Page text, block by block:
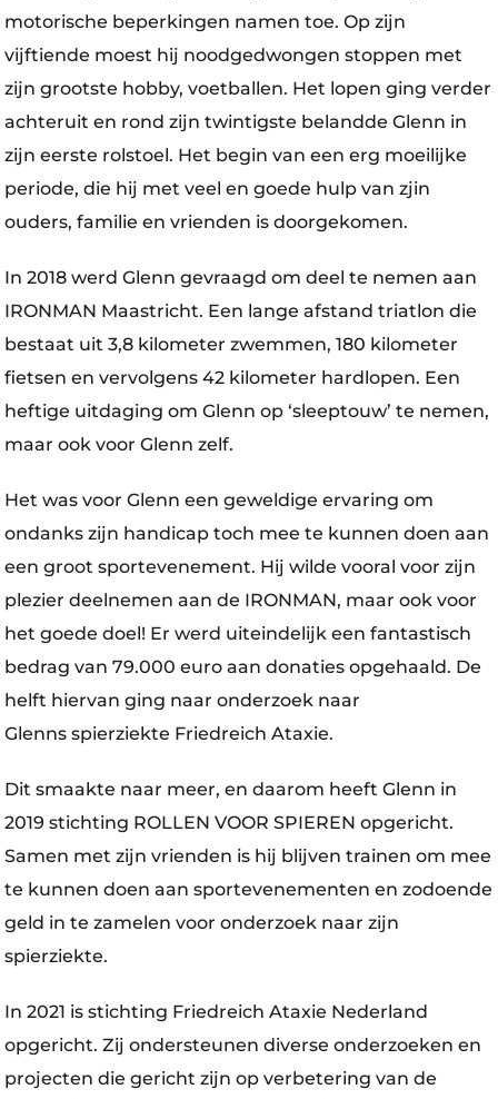
motorische beperkingen namen toe. Op zijn
vijftiende moest hij noodgedwongen stoppen met
zijn grootste hobby, voetballen. Het lopen ging verder
achteruit en rond zijn twintigste belandde Glenn in
zijn eerste rolstoel. Het begin van een erg moeilijke
periode, die hij met veel en goede hulp van zjin
ouders, familie en vrienden is doorgekomen.
In 2018 werd Glenn gevraagd om deel te nemen aan
IRONMAN Maastricht. Een lange afstand triatlon die
bestaat uit 3,8 kilometer zwemmen, 180 kilometer
fietsen en vervolgens 42 kilometer hardlopen. Een
heftige uitdaging om Glenn op ‘sleeptouw’ te nemen,
maar ook voor Glenn zelf.
Het was voor Glenn een geweldige ervaring om
ondanks zijn handicap toch mee te kunnen doen aan
een groot sportevenement. Hij wilde vooral voor zijn
plezier deelnemen aan de IRONMAN, maar ook voor
het goede doel! Er werd uiteindelijk een fantastisch
bedrag van 79.000 euro aan donaties opgehaald. De
helft hiervan ging naar onderzoek naar
Glenns spierziekte Friedreich Ataxie.
Dit smaakte naar meer, en daarom heeft Glenn in
2019 stichting ROLLEN VOOR SPIEREN opgericht.
Samen met zijn vrienden is hij blijven trainen om mee
te kunnen doen aan sportevenementen en zodoende
geld in te zamelen voor onderzoek naar zijn
spierziekte.
In 2021 is stichting Friedreich Ataxie Nederland
opgericht. Zij ondersteunen diverse onderzoeken en
projecten die gericht zijn op verbetering van de